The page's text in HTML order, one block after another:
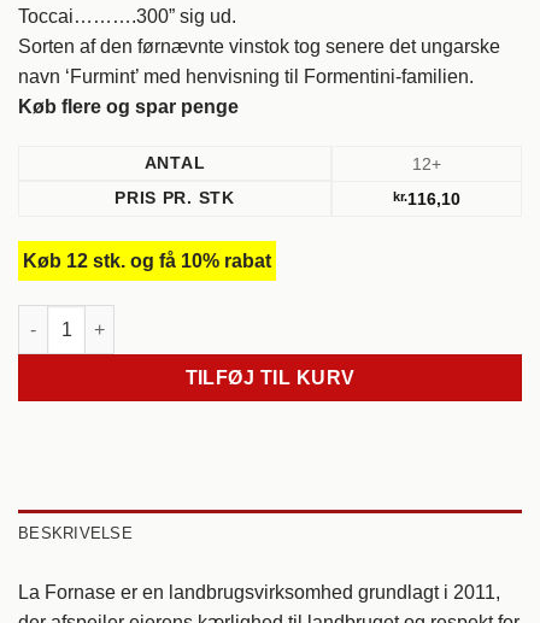
Toccai……….300” sig ud.
Sorten af den førnævnte vinstok tog senere det ungarske
navn ‘Furmint’ med henvisning til Formentini-familien.
Køb flere og spar penge
ANTAL
12+
PRIS PR. STK
kr.116,10
Køb 12 stk. og få 10% rabat
NV Friulano, La Fornase. Veneto. Italien. antal
TILFØJ TIL KURV
BESKRIVELSE
La Fornase er en landbrugsvirksomhed grundlagt i 2011,